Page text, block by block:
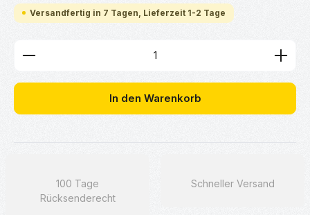
Versandfertig in 7 Tagen, Lieferzeit 1-2 Tage
Produkt Anzahl: Gib den gewünschten Wert ein
In den Warenkorb
100 Tage
Rücksenderecht
Schneller Versand